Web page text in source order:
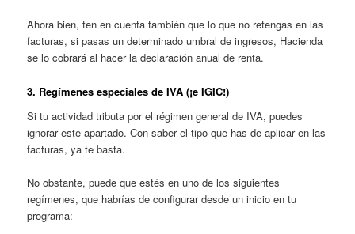
Ahora bien, ten en cuenta también que lo que no retengas en las
facturas, si pasas un determinado umbral de ingresos, Hacienda
se lo cobrará al hacer la declaración anual de renta.
3. Regímenes especiales de IVA (¡e IGIC!)
Si tu actividad tributa por el régimen general de IVA, puedes
ignorar este apartado. Con saber el tipo que has de aplicar en las
facturas, ya te basta.
No obstante, puede que estés en uno de los siguientes
regímenes, que habrías de configurar desde un inicio en tu
programa: